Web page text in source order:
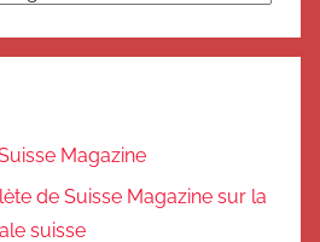
Magazine
de Suisse Magazine sur la
suisse